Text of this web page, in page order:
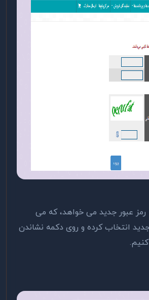
رمز عبور جدید می خواهد، که می
انتخاب کرده و روی دکمه نشاندن